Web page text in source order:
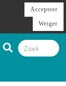
Accepteer
Weiger